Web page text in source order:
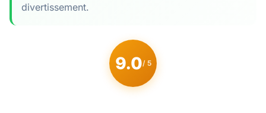
divertissement.
9.0/ 5